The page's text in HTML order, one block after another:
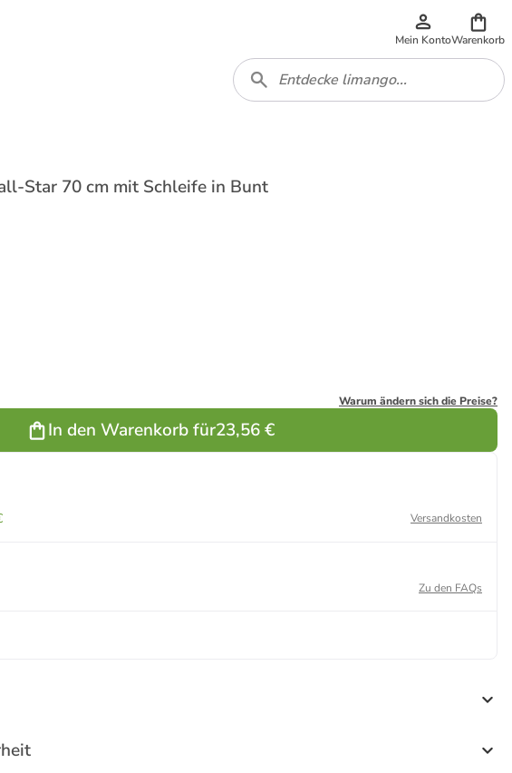
Mein KontoWarenkorb
Star 70 cm mit Schleife in Bunt
Warum ändern sich die Preise?
In den Warenkorb für23,56 €
Versandkosten
Zu den FAQs